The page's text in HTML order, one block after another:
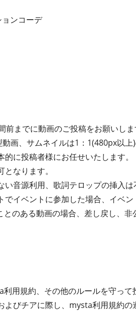
ンコーデ
までに動画のご投稿をお願いしま
画、サムネイルは1：1(480px以上)
に投稿者様にお任せいたします。
なります。
音源利用、歌詞テロップの挿入は
でイベントに参加した場合、イベ
のある動画の場合、差し戻し、非
用規約、その他のルールを守って
びチアに際し、mysta利用規約の